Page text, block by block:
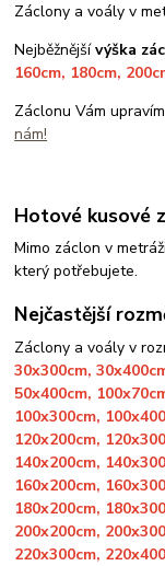
Záclony a voály v
Nejběžnějšívýška
160cm, 180cm,
Záclonu Vám
nám!
Hotové kusové
Mimo záclon v
který potřebujete.
Nejčastější
Záclony a voály v
30x300cm,
50x400cm,
100x300cm,
120x200cm,
140x200cm,
160x200cm,
180x200cm,
200x200cm,
220x300cm,